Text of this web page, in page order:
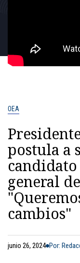
OEA
postula a
general
cambios"
junio 26, 2024 Por: